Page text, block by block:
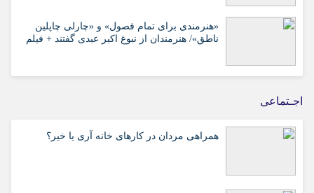
«هنرمندی برای تمام فصول» و «چارلی چاپلین
ناطق»/ هنرمندان از نبوغ اکبر عبدی گفتند + فیلم
اجـتماعی
همراهی مردان در کارهای خانه آری یا خیر؟